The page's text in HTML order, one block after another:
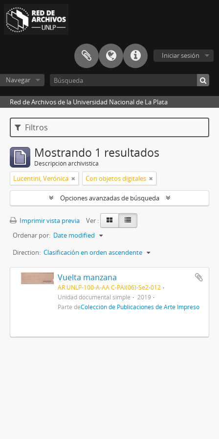
Iniciar sesión
Navegar
Red de Archivos de la Universidad Nacional de La Plata
Filtros
Mostrando 1 resultados
Descripción archivística
Lucentini, Verónica Con objetos digitales
Opciones avanzadas de búsqueda
Imprimir vista previa
Ver :
Ordenar por: Date modified
Direction: Clasificación en orden ascendente
Vuelta manzana
AR UNLP-100-A-AA C-PAI(06)-Se2-012
Unidad documental simple
2019
Parte deColección de Publicaciones de Arte Impreso